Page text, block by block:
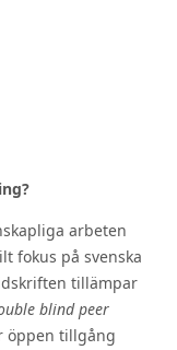
arbeten
fokus på svenska
tillämpar
blind peer
öppen tillgång